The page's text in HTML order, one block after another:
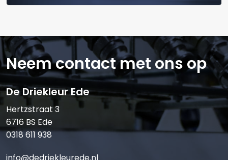
Specificaties en goedkeuringen
MB-blad 229.3
MB-blad 229.5
Porsche A40
VW 502 00
VW 505 00
Nissan Genuine Performances
AVTOVAZ (LADA auto‘s)
Neem contact met ons op
De Driekleur Ede
Hertzstraat 3
6716 BS Ede
0318 611 938